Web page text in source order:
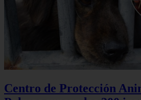
Centro de Protección